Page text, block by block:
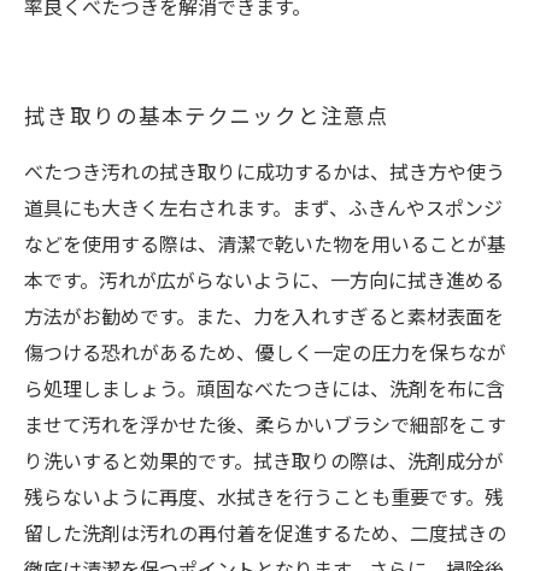
率良くべたつきを解消できます。
拭き取りの基本テクニックと注意点
べたつき汚れの拭き取りに成功するかは、拭き方や使う
道具にも大きく左右されます。まず、ふきんやスポンジ
などを使用する際は、清潔で乾いた物を用いることが基
本です。汚れが広がらないように、一方向に拭き進める
方法がお勧めです。また、力を入れすぎると素材表面を
傷つける恐れがあるため、優しく一定の圧力を保ちなが
ら処理しましょう。頑固なべたつきには、洗剤を布に含
ませて汚れを浮かせた後、柔らかいブラシで細部をこす
り洗いすると効果的です。拭き取りの際は、洗剤成分が
残らないように再度、水拭きを行うことも重要です。残
留した洗剤は汚れの再付着を促進するため、二度拭きの